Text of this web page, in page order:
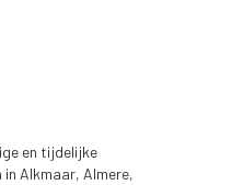
en tijdelijke
Alkmaar, Almere,